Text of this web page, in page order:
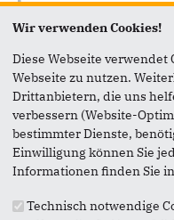
Liebe Rellingerinnen und
Vertrauen geschenkt
Wir verwenden Cookies!
Diese Webseite
Webseite zu nutzen.
Drittanbietern, die uns
verbessern (Website-
bestimmter Dienste,
Einwilligung können Sie
Informationen finden Sie
Technisch notwendige